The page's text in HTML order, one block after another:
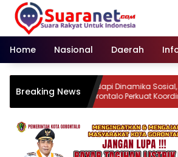
Langsung
konten
Home
Nasional Daerah
Breaking NewsHadapi Dinamika Sosial,
Gorontalo Perkuat
Sektor